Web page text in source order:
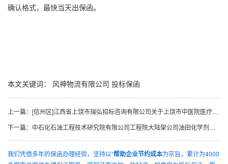
确认格式，最快当天出保函。
本文关键词： 风神物流有限公司 投标保函
上一篇： [信州区]江西省上饶市瑞弘招标咨询有限公司关于上饶市中医院医疗设备采购（DR）（项目编号RHZB-2024-091）公开招标公告
下一篇： 中石化石油工程技术研究院有限公司工程院大陆架公司油田化学剂危险化学品材料采购苯乙烯等7种危险化学品材料招标公告
我们凭借多年的保函办理经验，坚持以“帮助企业节约成本为宗旨，累计为4000